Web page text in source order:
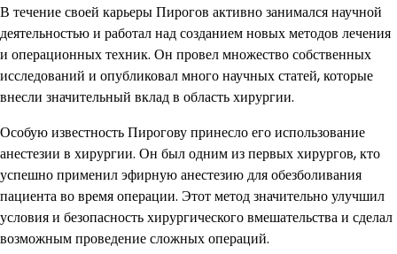
В течение своей карьеры Пирогов активно занимался научной
деятельностью и работал над созданием новых методов лечения
и операционных техник. Он провел множество собственных
исследований и опубликовал много научных статей, которые
внесли значительный вклад в область хирургии.
Особую известность Пирогову принесло его использование
анестезии в хирургии. Он был одним из первых хирургов, кто
успешно применил эфирную анестезию для обезболивания
пациента во время операции. Этот метод значительно улучшил
условия и безопасность хирургического вмешательства и сделал
возможным проведение сложных операций.